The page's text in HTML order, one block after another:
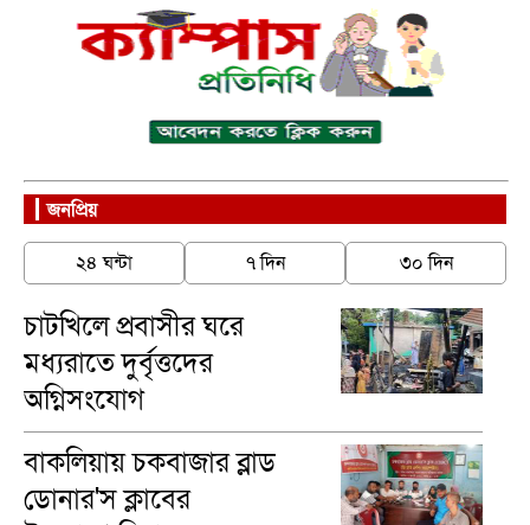
জনপ্রিয়
২৪ ঘন্টা ৭ দিন ৩০ দিন
চাটখিলে প্রবাসীর ঘরে
মধ্যরাতে দুর্বৃত্তদের
অগ্নিসংযোগ
বাকলিয়ায় চকবাজার ব্লাড
ডোনার'স ক্লাবের